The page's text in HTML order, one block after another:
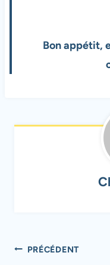
Bon appétit,
Navigation
PRÉCÉDENT